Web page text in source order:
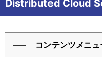
シ
の
現
Distributed Cloud
ロ
コンテンツメニュ